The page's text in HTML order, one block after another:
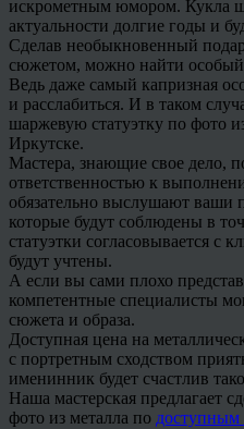
искрометным юмором. Кукла
актуальности долгие годы и
Сделав необыкновенный
сюжетом, можно найти
Ведь даже самый капризная
и расслабиться. И в таком
шаржевую статуэтку по фото
Иркутске.
Мастера, знающие свое дело,
ответственностью к
обязательно выслушают ваши
которые будут соблюдены в
статуэтки согласовывается с
будут учтены.
А если вы сами плохо
компетентные специалисты
сюжета и образа.
Доступная цена на
с портретным сходством
именинник будет счастлив
Наша мастерская предлагает
фото из металла по доступным